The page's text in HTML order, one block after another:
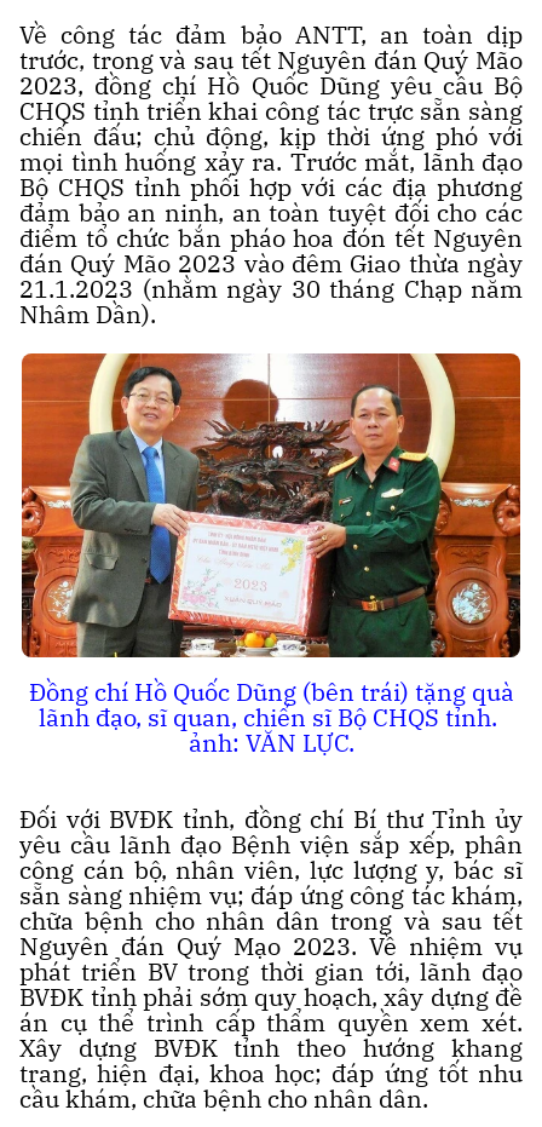
Về công tác đảm bảo ANTT, an toàn dịp
trước, trong và sau tết Nguyên đán Quý Mão
2023, đồng chí Hồ Quốc Dũng yêu cầu Bộ
CHQS tỉnh triển khai công tác trực sẵn sàng
chiến đấu; chủ động, kịp thời ứng phó với
mọi tình huống xảy ra. Trước mắt, lãnh đạo
Bộ CHQS tỉnh phối hợp với các địa phương
đảm bảo an ninh, an toàn tuyệt đối cho các
điểm tổ chức bắn pháo hoa đón tết Nguyên
đán Quý Mão 2023 vào đêm Giao thừa ngày
21.1.2023 (nhằm ngày 30 tháng Chạp năm
Nhâm Dần).
Đồng chí Hồ Quốc Dũng (bên trái) tặng quà
lãnh đạo, sĩ quan, chiến sĩ Bộ CHQS tỉnh.
ảnh: VĂN LỰC.
Đối với BVĐK tỉnh, đồng chí Bí thư Tỉnh ủy
yêu cầu lãnh đạo Bệnh viện sắp xếp, phân
công cán bộ, nhân viên, lực lượng y, bác sĩ
sẵn sàng nhiệm vụ; đáp ứng công tác khám,
chữa bệnh cho nhân dân trong và sau tết
Nguyên đán Quý Mạo 2023. Về nhiệm vụ
phát triển BV trong thời gian tới, lãnh đạo
BVĐK tỉnh phải sớm quy hoạch, xây dựng đề
án cụ thể trình cấp thẩm quyền xem xét.
Xây dựng BVĐK tỉnh theo hướng khang
trang, hiện đại, khoa học; đáp ứng tốt nhu
cầu khám, chữa bệnh cho nhân dân.